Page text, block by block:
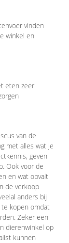
vinden
winkel en
eten zeer
van de
met alles wat je
geven
Ook voor de
en wat opvalt
de verkoop
anders bij
te kopen omdat
Zeker een
dierenwinkel op
kunnen